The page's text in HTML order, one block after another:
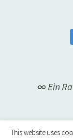
∞ Ein
This website uses